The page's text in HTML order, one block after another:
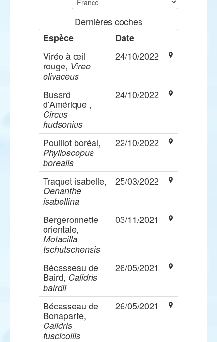
Dernières coches
Espèce
Date
Viréo à œil
rouge, Vireo
olivaceus
24/10/2022
Busard
d'Amérique ,
Circus
hudsonius
24/10/2022
Pouillot boréal,
Phylloscopus
borealis
22/10/2022
Traquet isabelle,
Oenanthe
isabellina
25/03/2022
Bergeronnette
orientale,
Motacilla
tschutschensis
03/11/2021
Bécasseau de
Baird, Calidris
bairdii
26/05/2021
Bécasseau de
Bonaparte,
Calidris
fuscicollis
26/05/2021